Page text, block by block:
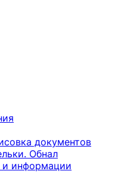
документов
Обнал
информации